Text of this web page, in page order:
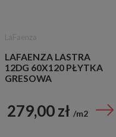
LAFAENZA LASTRA
12DG 60X120 PŁYTKA
GRESOWA
279,00 zł m2